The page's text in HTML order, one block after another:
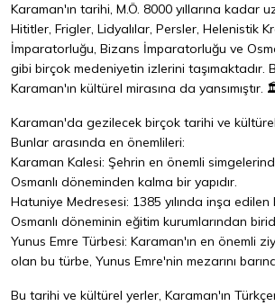
Karaman'ın tarihi, M.Ö. 8000 yıllarına kadar
Hititler, Frigler, Lidyalılar, Persler, Helenistik
İmparatorluğu, Bizans İmparatorluğu ve
gibi birçok medeniyetin izlerini taşımaktadır.
Karaman'ın kültürel mirasına da yansımıştır.
Karaman'da gezilecek birçok tarihi ve
Bunlar arasında en önemlileri:
Karaman Kalesi: Şehrin en önemli
Osmanlı döneminden kalma bir yapıdır.
Hatuniye Medresesi: 1385 yılında inşa edilen
Osmanlı döneminin eğitim kurumlarından
Yunus Emre Türbesi: Karaman'ın en önemli
olan bu türbe, Yunus Emre'nin mezarını
Bu tarihi ve kültürel yerler, Karaman'ın